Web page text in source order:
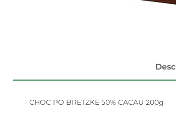
CHOC PO BRETZKE 50% CACAU 200g